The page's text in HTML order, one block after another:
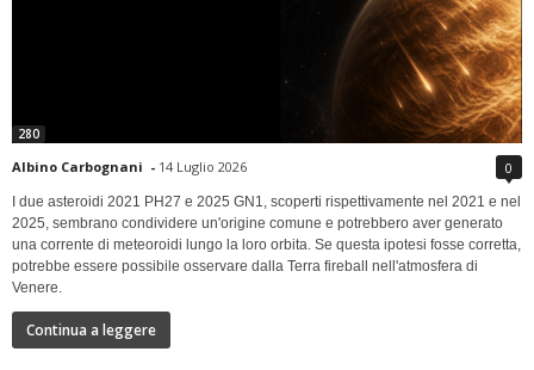
280
Albino Carbognani - 14 Luglio 2026 0
I due asteroidi 2021 PH27 e 2025 GN1, scoperti rispettivamente nel 2021 e nel
2025, sembrano condividere un'origine comune e potrebbero aver generato
una corrente di meteoroidi lungo la loro orbita. Se questa ipotesi fosse corretta,
potrebbe essere possibile osservare dalla Terra fireball nell'atmosfera di
Venere.
Continua a leggere